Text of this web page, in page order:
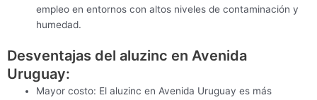
empleo en entornos con altos niveles de contaminación y
humedad.
Desventajas del aluzinc en Avenida
Uruguay:
Mayor costo: El aluzinc en Avenida Uruguay es más